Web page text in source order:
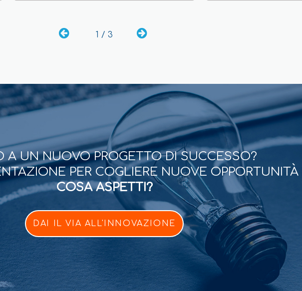
1 / 3
A UN NUOVO PROGETTO DI SUCCESSO?
PER COGLIERE NUOVE OPPORTUNITÀ
COSA ASPETTI?
DAI IL VIA ALL'INNOVAZIONE